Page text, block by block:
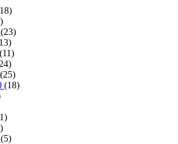
(23)
(11)
(25)
(18)
(5)